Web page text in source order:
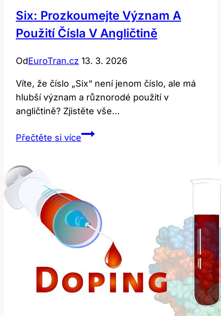
Six: Prozkoumejte Význam A
Použití Čísla V Angličtině
OdEuroTran.cz 13. 3. 2026
Víte, že číslo „Six“ není jenom číslo, ale má
hlubší význam a různorodé použití v
angličtině? Zjistěte vše…
Přečtěte si víceSix:
Čísla
v
Angličtině